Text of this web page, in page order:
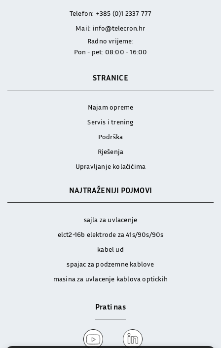
Telefon: +385 (0)1 2337 777
Mail: info@telecron.hr
Radno vrijeme:
Pon - pet: 08:00 - 16:00
STRANICE
Najam opreme
Servis i trening
Podrška
Rješenja
Upravljanje kolačićima
NAJTRAŽENIJI POJMOVI
sajla za uvlacenje
elct2-16b elektrode za 41s/90s/90s
kabel ud
spajac za podzemne kablove
masina za uvlacenje kablova optickih
Prati nas